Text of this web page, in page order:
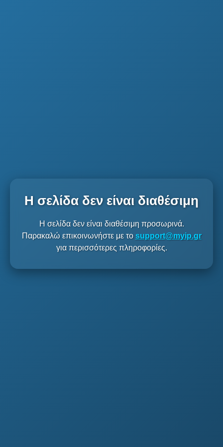
Η σελίδα δεν είναι διαθέσιμη
Η σελίδα δεν είναι διαθέσιμη προσωρινά.
Παρακαλώ επικοινωνήστε με το support@myip.gr
για περισσότερες πληροφορίες.